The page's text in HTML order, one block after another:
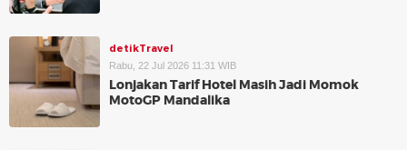
detikTravel
Rabu, 22 Jul 2026 11:31 WIB
Lonjakan Tarif Hotel Masih Jadi Momok
MotoGP Mandalika